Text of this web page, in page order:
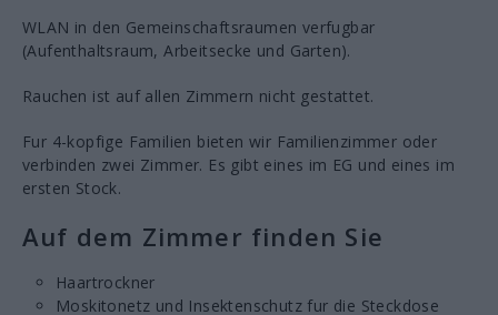
WLAN in den Gemeinschaftsraumen verfugbar
(Aufenthaltsraum, Arbeitsecke und Garten).
Rauchen ist auf allen Zimmern nicht gestattet.
Fur 4-kopfige Familien bieten wir Familienzimmer oder
verbinden zwei Zimmer. Es gibt eines im EG und eines im
ersten Stock.
Auf dem Zimmer finden Sie
Haartrockner
Moskitonetz und Insektenschutz fur die Steckdose